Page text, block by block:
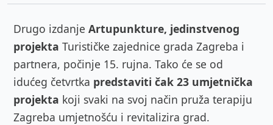
Drugo izdanje Artupunkture, jedinstvenog
projekta Turističke zajednice grada Zagreba i
partnera, počinje 15. rujna. Tako će se od
idućeg četvrtka predstaviti čak 23 umjetnička
projekta koji svaki na svoj način pruža terapiju
Zagreba umjetnošću i revitalizira grad.